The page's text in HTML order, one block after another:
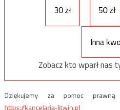
30 zł
50 zł
Inna
Zobacz kto wparł nas
Dziękujemy za pomoc
https://kancelaria-litwin.pl